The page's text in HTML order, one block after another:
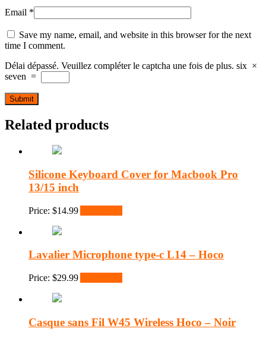
Email *
Save my name, email, and website in this browser for the next
time I comment.
Délai dépassé. Veuillez compléter le captcha une fois de plus. six ×
seven =
Related products
Silicone Keyboard Cover for Macbook Pro
13/15 inch
Price: $14.99
Lavalier Microphone type-c L14 – Hoco
Price: $29.99
Casque sans Fil W45 Wireless Hoco – Noir